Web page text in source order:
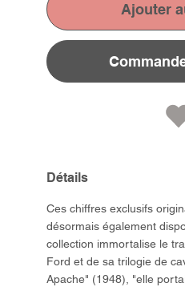
Ajouter
Détails
Ces chiffres exclusifs
désormais également
collection immortalise le
Ford et de sa trilogie de
Apache" (1948), "elle